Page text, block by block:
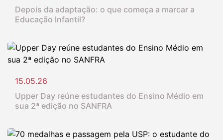
Depois da adaptação: o que começa a marcar a
Educação Infantil?
15.05.26
Upper Day reúne estudantes do Ensino Médio em
sua 2ª edição no SANFRA